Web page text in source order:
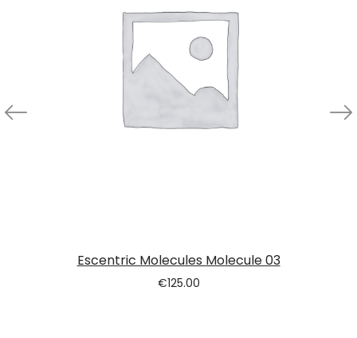
Escentric Molecules Molecule 03
€125.00